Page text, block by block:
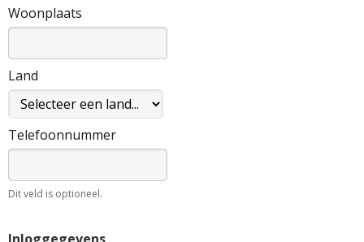
Woonplaats
Land
Telefoonnummer
Dit veld is optioneel.